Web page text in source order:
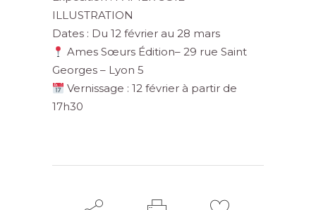
ILLUSTRATION
Dates : Du 12 février au 28 mars
Ames Sœurs Édition– 29 rue Saint
Georges – Lyon 5
Vernissage : 12 février à partir de
17h30